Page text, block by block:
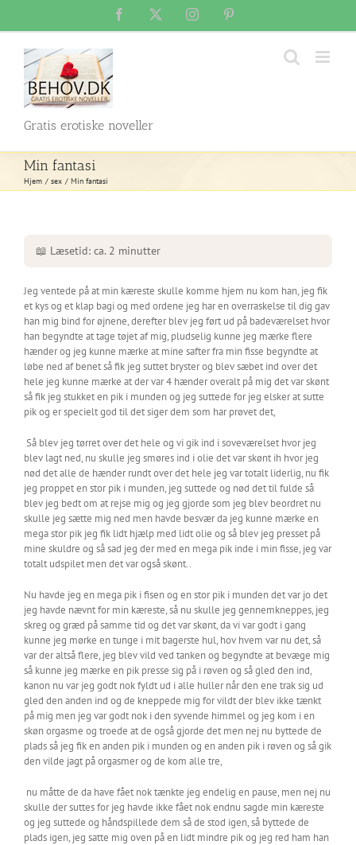
content
Facebook Instagram
Gratis erotiske noveller
Min fantasi
Hjem sex Min fantasi
📖 Læsetid: ca. 2 minutter
Jeg ventede på at min kæreste skulle komme hjem nu kom han, jeg fik
et kys og et klap bagi og med ordene jeg har en overraskelse til dig gav
han mig bind for øjnene, derefter blev jeg ført ud på badeværelset hvor
han begyndte at tage tøjet af mig, pludselig kunne jeg mærke flere
hænder og jeg kunne mærke at mine safter fra min fisse begyndte at
løbe ned af benet så fik jeg suttet bryster og blev sæbet ind over det
hele jeg kunne mærke at der var 4 hænder overalt på mig det var skønt
så fik jeg stukket en pik i munden og jeg suttede for jeg elsker at sutte
pik og er specielt god til det siger dem som har prøvet det,
Så blev jeg tørret over det hele og vi gik ind i soveværelset hvor jeg
blev lagt ned, nu skulle jeg smøres ind i olie det var skønt ih hvor jeg
nød det alle de hænder rundt over det hele jeg var totalt liderlig, nu fik
jeg proppet en stor pik i munden, jeg suttede og nød det til fulde så
blev jeg bedt om at rejse mig og jeg gjorde som jeg blev beordret nu
skulle jeg sætte mig ned men havde besvær da jeg kunne mærke en
mega stor pik jeg fik lidt hjælp med lidt olie og så blev jeg presset på
mine skuldre og så sad jeg der med en mega pik inde i min fisse, jeg var
totalt udspilet men det var også skønt..
Nu havde jeg en mega pik i fisen og en stor pik i munden det var jo det
jeg havde nævnt for min kæreste, så nu skulle jeg gennemkneppes, jeg
skreg og græd på samme tid og det var skønt, da vi var godt i gang
kunne jeg mørke en tunge i mit bagerste hul, hov hvem var nu det, så
var der altså flere, jeg blev vild ved tanken og begyndte at bevæge mig
så kunne jeg mærke en pik presse sig på i røven og så gled den ind,
kanon nu var jeg godt nok fyldt ud i alle huller når den ene trak sig ud
gled den anden ind og de kneppede mig for vildt der blev ikke tænkt
på mig men jeg var godt nok i den syvende himmel og jeg kom i en
skøn orgasme og troede at de også gjorde det men nej nu byttede de
plads så jeg fik en anden pik i munden og en anden pik i røven og så gik
den vilde jagt på orgasmer og de kom alle tre,
nu måtte de da have fået nok tænkte jeg endelig en pause, men nej nu
skulle der suttes for jeg havde ikke fået nok endnu sagde min kæreste
og jeg suttede og håndspillede dem så de stod igen, så byttede de
plads igen, jeg satte mig oven på en lidt mindre pik og jeg red ham han